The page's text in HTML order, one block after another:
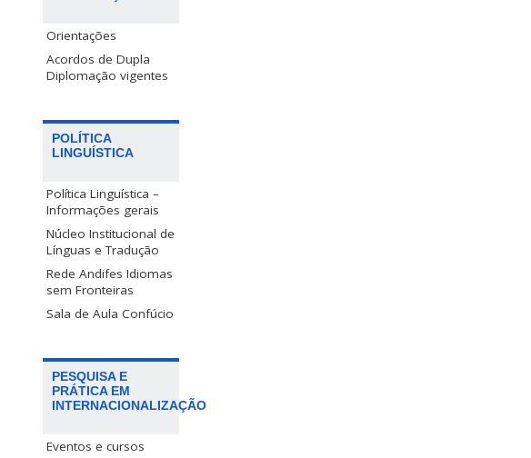
Orientações
Acordos de Dupla
Diplomação vigentes
POLÍTICA
LINGUÍSTICA
Política Linguística –
Informações gerais
Núcleo Institucional de
Línguas e Tradução
Rede Andifes Idiomas
sem Fronteiras
Sala de Aula Confúcio
PESQUISA E
PRÁTICA EM
INTERNACIONALIZAÇÃO
Eventos e cursos